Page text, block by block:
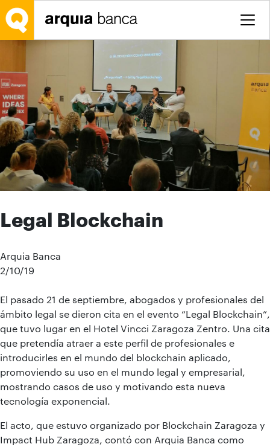
Saltar al contenido principal
Legal Blockchain
Arquia Banca
2/10/19
El pasado 21 de septiembre, abogados y profesionales del
ámbito legal se dieron cita en el evento “Legal Blockchain”,
que tuvo lugar en el Hotel Vincci Zaragoza Zentro. Una cita
que pretendía atraer a este perfil de profesionales e
introducirles en el mundo del blockchain aplicado,
promoviendo su uso en el mundo legal y empresarial,
mostrando casos de uso y motivando esta nueva
tecnología exponencial.
El acto, que estuvo organizado por Blockchain Zaragoza y
Impact Hub Zaragoza, contó con Arquia Banca como